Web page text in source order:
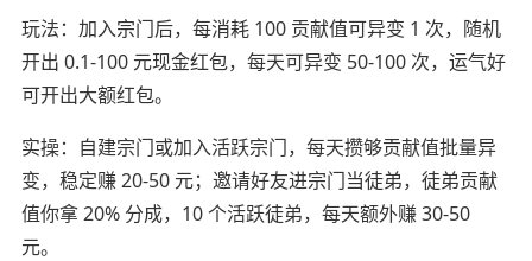
玩法：加入宗门后，每消耗 100 贡献值可异变 1 次，随机
开出 0.1-100 元现金红包，每天可异变 50-100 次，运气好
可开出大额红包。
实操：自建宗门或加入活跃宗门，每天攒够贡献值批量异
变，稳定赚 20-50 元；邀请好友进宗门当徒弟，徒弟贡献
值你拿 20% 分成，10 个活跃徒弟，每天额外赚 30-50
元。